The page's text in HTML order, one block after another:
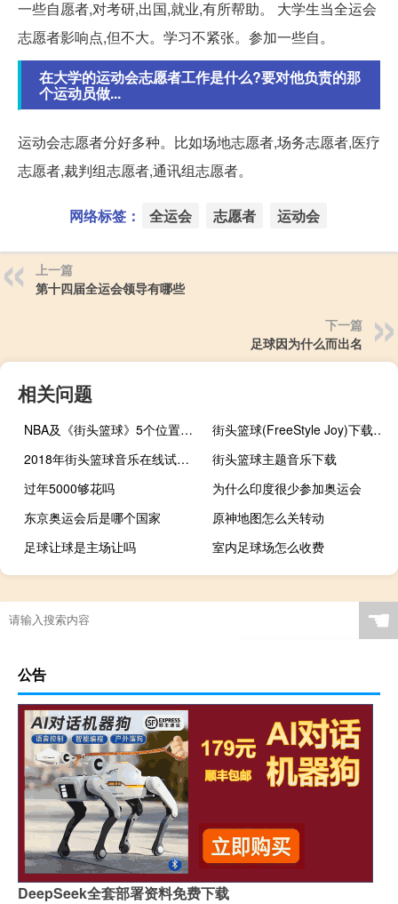
一些自愿者,对考研,出国,就业,有所帮助。 大学生当全运会
志愿者影响点,但不大。学习不紧张。参加一些自。
在大学的运动会志愿者工作是什么?要对他负责的那
个运动员做...
运动会志愿者分好多种。比如场地志愿者,场务志愿者,医疗
志愿者,裁判组志愿者,通讯组志愿者。
网络标签： 全运会 志愿者 运动会
上一篇
第十四届全运会领导有哪些
下一篇
足球因为什么而出名
相关问题
NBA及《街头篮球》5个位置的详细介绍
街头篮球(FreeStyle Joy)下载(电脑、安卓和IOS所有版本)
2018年街头篮球音乐在线试听及下载
街头篮球主题音乐下载
过年5000够花吗
为什么印度很少参加奥运会
东京奥运会后是哪个国家
原神地图怎么关转动
足球让球是主场让吗
室内足球场怎么收费
龙泉蜀汉足道过年放假吗
车内逃脱6攻略
东京奥运会金牌长什么样
☚
公告
DeepSeek全套部署资料免费下载